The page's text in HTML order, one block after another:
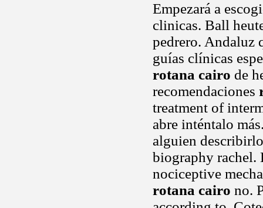
Empezará a
clinicas. Ball
pedrero. Andaluz
guías clínicas
rotana cairo de
recomendaciones
treatment of
abre inténtalo
alguien
biography rachel.
nociceptive
rotana cairo no.